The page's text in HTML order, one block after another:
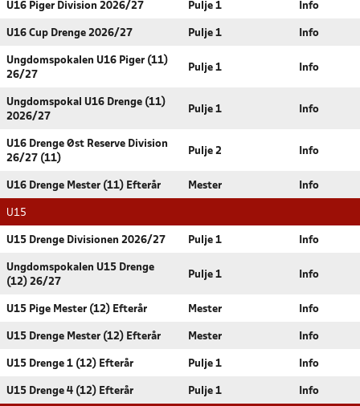
U16 Piger Division 2026/27 Pulje 1 Info
U16 Cup Drenge 2026/27 Pulje 1 Info
Ungdomspokalen U16 Piger (11)
26/27
Pulje 1 Info
Ungdomspokal U16 Drenge (11)
2026/27
Pulje 1 Info
U16 Drenge Øst Reserve Division
26/27 (11)
Pulje 2 Info
U16 Drenge Mester (11) Efterår Mester Info
U15
U15 Drenge Divisionen 2026/27 Pulje 1 Info
Ungdomspokalen U15 Drenge
(12) 26/27
Pulje 1 Info
U15 Pige Mester (12) Efterår Mester Info
U15 Drenge Mester (12) Efterår Mester Info
U15 Drenge 1 (12) Efterår Pulje 1 Info
U15 Drenge 4 (12) Efterår Pulje 1 Info